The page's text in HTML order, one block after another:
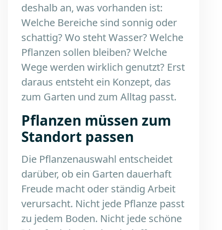
deshalb an, was vorhanden ist:
Welche Bereiche sind sonnig oder
schattig? Wo steht Wasser? Welche
Pflanzen sollen bleiben? Welche
Wege werden wirklich genutzt? Erst
daraus entsteht ein Konzept, das
zum Garten und zum Alltag passt.
Pflanzen müssen zum
Standort passen
Die Pflanzenauswahl entscheidet
darüber, ob ein Garten dauerhaft
Freude macht oder ständig Arbeit
verursacht. Nicht jede Pflanze passt
zu jedem Boden. Nicht jede schöne